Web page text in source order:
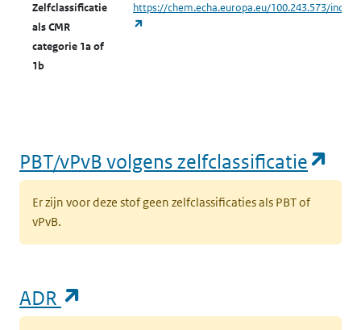
Zelfclassificatie
als CMR
categorie 1a of
1b
https://chem.echa.europa.eu/100.243.573/
PBT/vPvB volgens zelfclassificatie
Er zijn voor deze stof geen zelfclassificaties als PBT of
vPvB.
ADR